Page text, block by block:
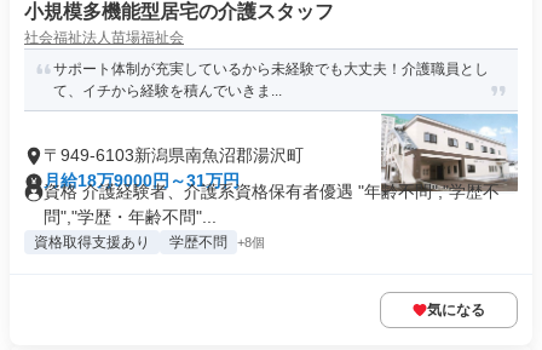
小規模多機能型居宅の介護スタッフ
社会福祉法人苗場福祉会
サポート体制が充実しているから未経験でも大丈夫！介護職員とし
て、イチから経験を積んでいきま...
〒949-6103新潟県南魚沼郡湯沢町
月給18万9000円～31万円
資格 介護経験者、介護系資格保有者優遇 "年齢不問","学歴不
問","学歴・年齢不問"...
資格取得支援あり 学歴不問 +8個
気になる